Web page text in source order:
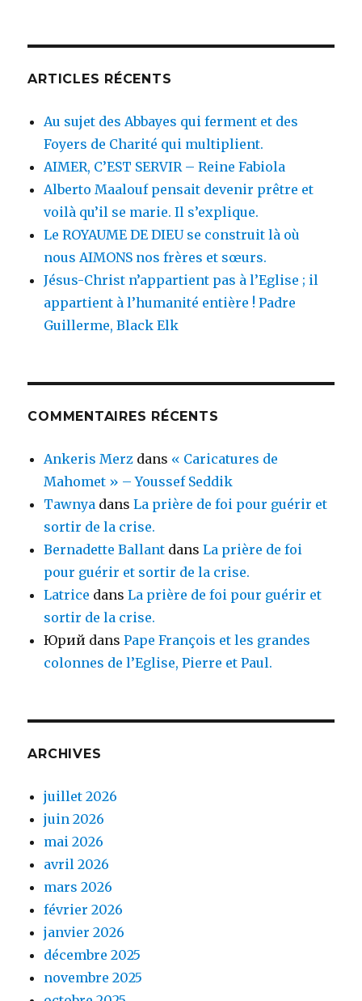
ARTICLES RÉCENTS
Au sujet des Abbayes qui ferment et des
Foyers de Charité qui multiplient.
AIMER, C’EST SERVIR – Reine Fabiola
Alberto Maalouf pensait devenir prêtre et
voilà qu’il se marie. Il s’explique.
Le ROYAUME DE DIEU se construit là où
nous AIMONS nos frères et sœurs.
Jésus-Christ n’appartient pas à l’Eglise ; il
appartient à l’humanité entière ! Padre
Guillerme, Black Elk
COMMENTAIRES RÉCENTS
Ankeris Merz dans « Caricatures de
Mahomet » – Youssef Seddik
Tawnya dansLa prière de foi pour guérir et
sortir de la crise.
Bernadette Ballant dansLa prière de foi
pour guérir et sortir de la crise.
Latrice dansLa prière de foi pour guérir et
sortir de la crise.
Юрий dansPape François et les grandes
colonnes de l’Eglise, Pierre et Paul.
ARCHIVES
juillet 2026
juin 2026
mai 2026
avril 2026
mars 2026
février 2026
janvier 2026
décembre 2025
novembre 2025